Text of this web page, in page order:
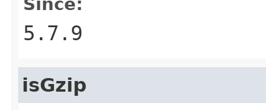
5.7.9
isGzip